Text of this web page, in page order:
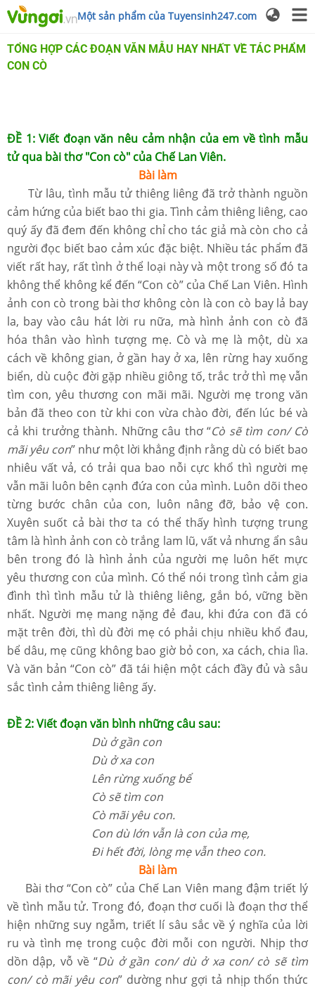
Một sản phẩm của Tuyensinh247.com
TỔNG HỢP CÁC ĐOẠN VĂN MẪU HAY NHẤT VỀ TÁC PHẨM
CON CÒ
ĐỀ 1: Viết đoạn văn nêu cảm nhận của em về tình mẫu
tử qua bài thơ "Con cò" của Chế Lan Viên.
Bài làm
Từ lâu, tình mẫu tử thiêng liêng đã trở thành nguồn
cảm hứng của biết bao thi gia. Tình cảm thiêng liêng, cao
quý ấy đã đem đến không chỉ cho tác giả mà còn cho cả
người đọc biết bao cảm xúc đặc biệt. Nhiều tác phẩm đã
viết rất hay, rất tình ở thể loại này và một trong số đó ta
không thể không kể đến “Con cò” của Chế Lan Viên. Hình
ảnh con cò trong bài thơ không còn là con cò bay lả bay
la, bay vào câu hát lời ru nữa, mà hình ảnh con cò đã
hóa thân vào hình tượng mẹ. Cò và mẹ là một, dù xa
cách về không gian, ở gần hay ở xa, lên rừng hay xuống
biển, dù cuộc đời gặp nhiều giông tố, trắc trở thì mẹ vẫn
tìm con, yêu thương con mãi mãi. Người mẹ trong văn
bản đã theo con từ khi con vừa chào đời, đến lúc bé và
cả khi trưởng thành. Những câu thơ “Cò sẽ tìm con/ Cò
mãi yêu con” như một lời khẳng định rằng dù có biết bao
nhiêu vất vả, có trải qua bao nỗi cực khổ thì người mẹ
vẫn mãi luôn bên cạnh đứa con của mình. Luôn dõi theo
từng bước chân của con, luôn nâng đỡ, bảo vệ con.
Xuyên suốt cả bài thơ ta có thể thấy hình tượng trung
tâm là hình ảnh con cò trắng lam lũ, vất vả nhưng ẩn sâu
bên trong đó là hình ảnh của người mẹ luôn hết mực
yêu thương con của mình. Có thể nói trong tình cảm gia
đình thì tình mẫu tử là thiêng liêng, gắn bó, vững bền
nhất. Người mẹ mang nặng đẻ đau, khi đứa con đã có
mặt trên đời, thì dù đời mẹ có phải chịu nhiều khổ đau,
bể dâu, mẹ cũng không bao giờ bỏ con, xa cách, chia lìa.
Và văn bản “Con cò” đã tái hiện một cách đầy đủ và sâu
sắc tình cảm thiêng liêng ấy.
ĐỀ 2: Viết đoạn văn bình những câu sau:
Dù ở gần con
Dù ở xa con
Lên rừng xuống bể
Cò sẽ tìm con
Cò mãi yêu con.
Con dù lớn vẫn là con của mẹ,
Đi hết đời, lòng mẹ vẫn theo con.
Bài làm
Bài thơ “Con cò” của Chế Lan Viên mang đậm triết lý
về tình mẫu tử. Trong đó, đoạn thơ cuối là đoạn thơ thể
hiện những suy ngẫm, triết lí sâu sắc về ý nghĩa của lời
ru và tình mẹ trong cuộc đời mỗi con người. Nhịp thơ
dồn dập, vỗ về “Dù ở gần con/ dù ở xa con/ cò sẽ tìm
con/ cò mãi yêu con” dường như gợi tả nhịp thổn thức